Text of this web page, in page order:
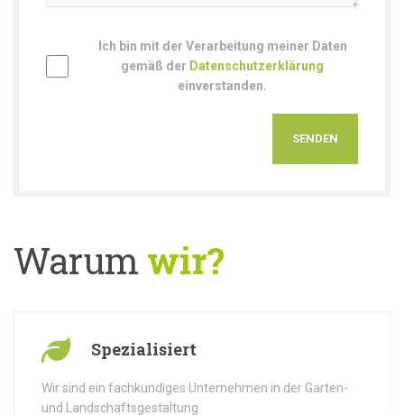
Ich bin mit der Verarbeitung meiner Daten
gemäß der Datenschutzerklärung
einverstanden.
Warum wir?
Spezialisiert
Wir sind ein fachkundiges Unternehmen in der Garten-
und Landschaftsgestaltung